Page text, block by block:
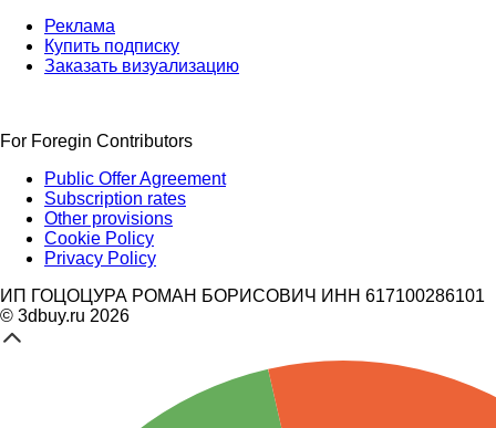
Реклама
Купить подписку
Заказать визуализацию
For Foregin Contributors
Public Offer Agreement
Subscription rates
Other provisions
Cookie Policy
Privacy Policy
ИП ГОЦОЦУРА РОМАН БОРИСОВИЧ ИНН 617100286101
© 3dbuy.ru 2026